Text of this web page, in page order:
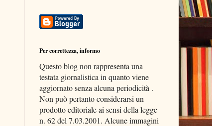
Per correttezza, informo
Questo blog non rappresenta una
testata giornalistica in quanto viene
aggiornato senza alcuna periodicità .
Non può pertanto considerarsi un
prodotto editoriale ai sensi della legge
n. 62 del 7.03.2001. Alcune immagini